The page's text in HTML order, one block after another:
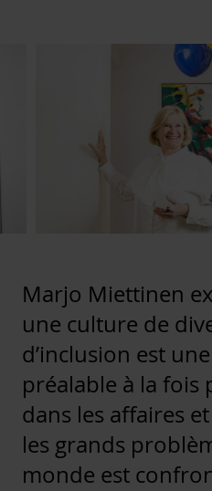
Marjo Miettinen
une culture de
d’inclusion est
préalable à la
dans les affaires
les grands
monde est